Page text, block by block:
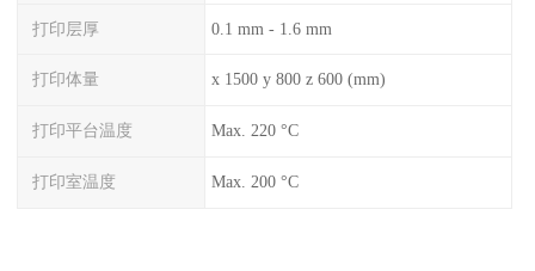
打印层厚 0.1 mm - 1.6 mm
打印体量 x 1500 y 800 z 600 (mm)
打印平台温度 Max. 220 °C
打印室温度 Max. 200 °C